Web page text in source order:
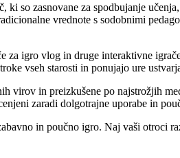
so zasnovane za spodbujanje
vrednote s sodobnimi
igro vlog in druge interaktivne
vseh starosti in ponujajo ure
virov in preizkušene po najstrožjih
zaradi dolgotrajne uporabe in
in poučno igro. Naj vaši otroci